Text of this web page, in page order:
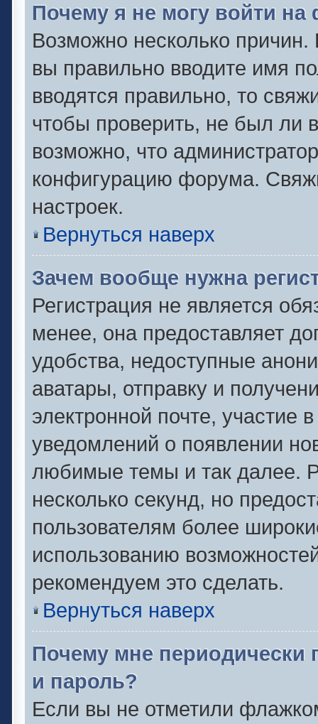
Почему я не могу войти
Возможно несколько
вы правильно вводите имя
вводятся правильно, то
чтобы проверить, не был ли
возможно, что
конфигурацию форума.
настроек.
Вернуться наверх
Зачем вообще нужна
Регистрация не является
менее, она предоставляет
удобства, недоступные
аватары, отправку и
электронной почте, участие
уведомлений о появлении
любимые темы и так далее.
несколько секунд, но
пользователям более
использованию
рекомендуем это сделать.
Вернуться наверх
Почему мне периодически
и пароль?
Если вы не отметили